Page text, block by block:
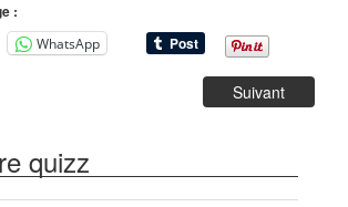
:
WhatsApp
Suivant
quizz